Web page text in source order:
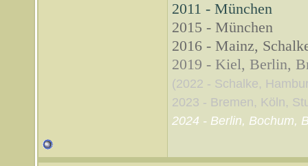
2011 - München
2015 - München
2016 - Mainz,
2019 - Kiel, Berlin,
(2022 - Schalke,
2023 - Bremen, Köln,
2024 - Berlin, Bochum,